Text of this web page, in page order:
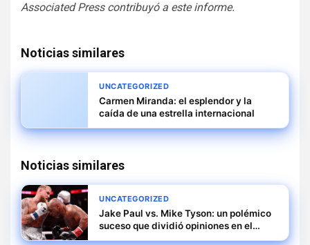
Associated Press contribuyó a este informe.
Noticias similares
UNCATEGORIZED
Carmen Miranda: el esplendor y la
caída de una estrella internacional
Noticias similares
UNCATEGORIZED
Jake Paul vs. Mike Tyson: un polémico
suceso que dividió opiniones en el
mundo del boxeo